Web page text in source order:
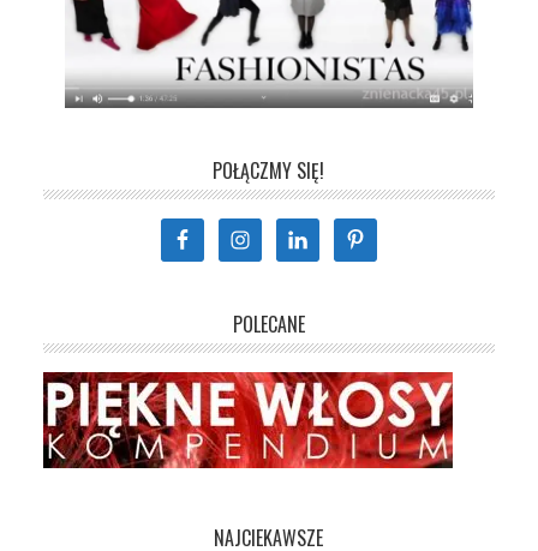
POŁĄCZMY SIĘ!
POLECANE
NAJCIEKAWSZE